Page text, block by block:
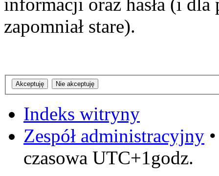
zapomniał stare).
Indeks witryny
Zespół administracyjny
czasowa UTC+1godz.